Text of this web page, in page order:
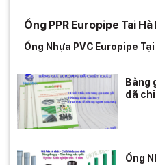
Ống PPR Europipe Tai
Ống Nhựa PVC Europipe
Bảng
đã
Ống